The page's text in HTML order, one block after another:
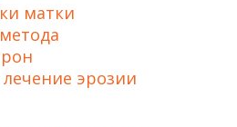
матки
эрозии